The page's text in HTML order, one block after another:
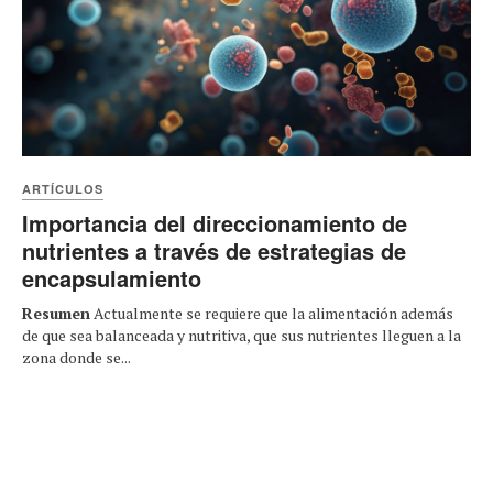
ARTÍCULOS
Importancia del direccionamiento de
nutrientes a través de estrategias de
encapsulamiento
ResumenActualmente se requiere que la alimentación además
de que sea balanceada y nutritiva, que sus nutrientes lleguen a la
zona donde se...